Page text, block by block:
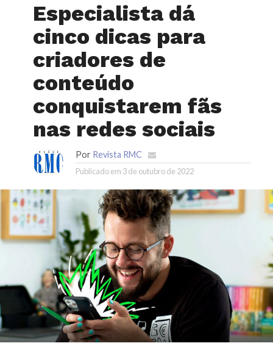
Especialista dá
cinco dicas para
criadores de
conteúdo
conquistarem fãs
nas redes sociais
Por Revista RMC
Publicado em 3 de outubro de 2022